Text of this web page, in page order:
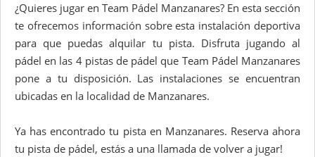
¿Quieres jugar en Team Pádel Manzanares? En esta sección
te ofrecemos información sobre esta instalación deportiva
para que puedas alquilar tu pista. Disfruta jugando al
pádel en las 4 pistas de pádel que Team Pádel Manzanares
pone a tu disposición. Las instalaciones se encuentran
ubicadas en la localidad de Manzanares.
Ya has encontrado tu pista en Manzanares. Reserva ahora
tu pista de pádel, estás a una llamada de volver a jugar!